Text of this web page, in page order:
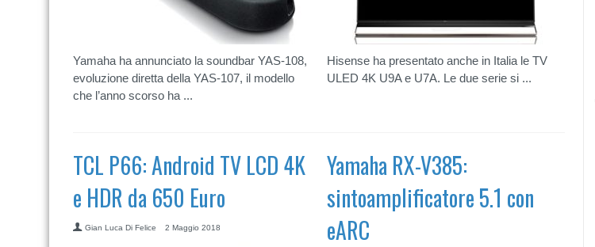
Yamaha ha annunciato la soundbar YAS-108,
evoluzione diretta della YAS-107, il modello
che l’anno scorso ha ...
Hisense ha presentato anche in Italia le TV
ULED 4K U9A e U7A. Le due serie si ...
TCL P66: Android TV LCD 4K
e HDR da 650 Euro
Gian Luca Di Felice 2 Maggio 2018
Yamaha RX-V385:
sintoamplificatore 5.1 con
eARC